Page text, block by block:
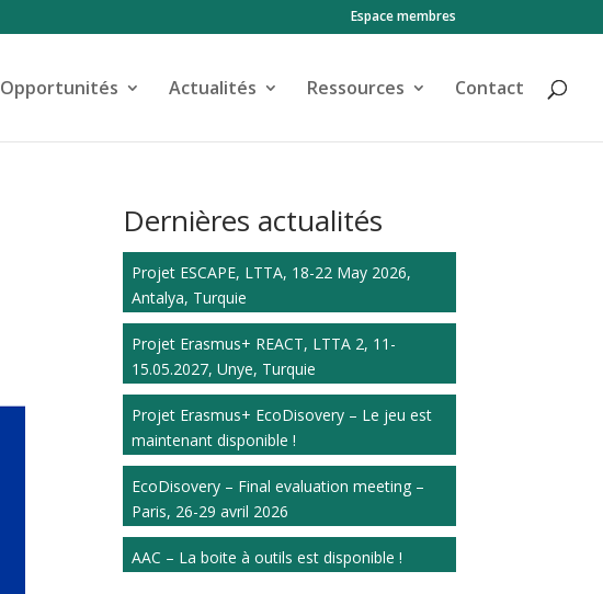
Espace membres
Opportunités Actualités Ressources Contact
Dernières actualités
Projet ESCAPE, LTTA, 18-22 May 2026,
Antalya, Turquie
Projet Erasmus+ REACT, LTTA 2, 11-
15.05.2027, Unye, Turquie
Projet Erasmus+ EcoDisovery – Le jeu est
maintenant disponible !
EcoDisovery – Final evaluation meeting –
Paris, 26-29 avril 2026
AAC – La boite à outils est disponible !